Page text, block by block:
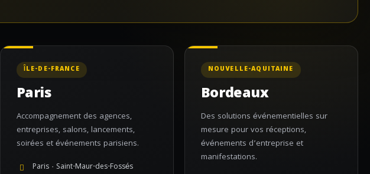
ÎLE-DE-FRANCE
Paris
Accompagnement des agences,
entreprises, salons, lancements,
soirées et événements parisiens.
Paris · Saint-Maur-des-Fossés
NOUVELLE-AQUITAINE
Bordeaux
Des solutions événementielles sur
mesure pour vos réceptions,
événements d’entreprise et
manifestations.